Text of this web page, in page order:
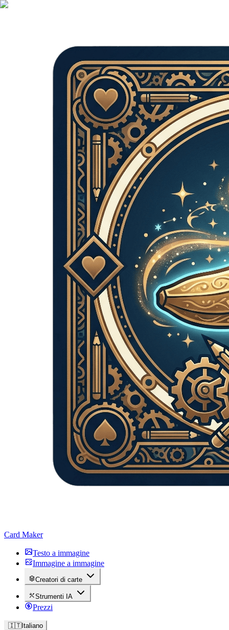
Card Maker
Testo a immagine
Immagine a immagine
Creatori di carte
Strumenti IA
Prezzi
🇮🇹Italiano